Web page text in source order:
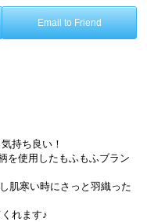
Email to Friend
持ち良い！
を使用したもふもふブラン
肌寒い時にさっと羽織った
れます♪